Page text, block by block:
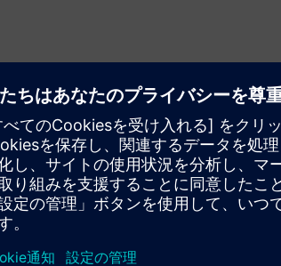
スト・スタート
WordまたはExcelから既存のデータを
ラインで数分で作成できます。時間のかか
で、チームをすぐに稼働させることができ